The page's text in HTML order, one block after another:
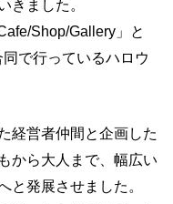
きました。
Shop/Gallery」と
で行っているハロウ
経営者仲間と企画した
から大人まで、幅広い
と発展させました。